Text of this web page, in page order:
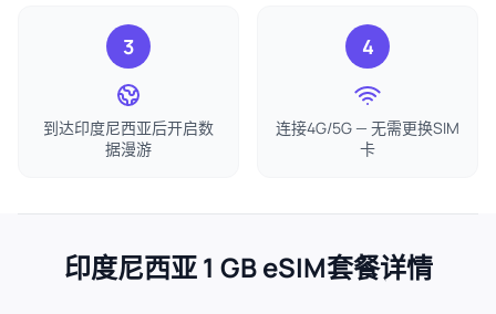
3
到达印度尼西亚后开启数
据漫游
4
连接4G/5G — 无需更换SIM
卡
印度尼西亚 1 GB eSIM套餐详情